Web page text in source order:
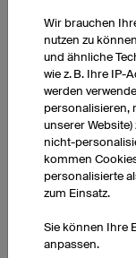
WIE
Jeder hat seine
WIE
mit den Jungs
Wir brauchen
nutzen zu
und ähnliche
wie z. B. Ihre IP-
werden
personalisieren,
unserer
nicht-
kommen
personalisierte
zum Einsatz.
Sie können Ihre
anpassen.